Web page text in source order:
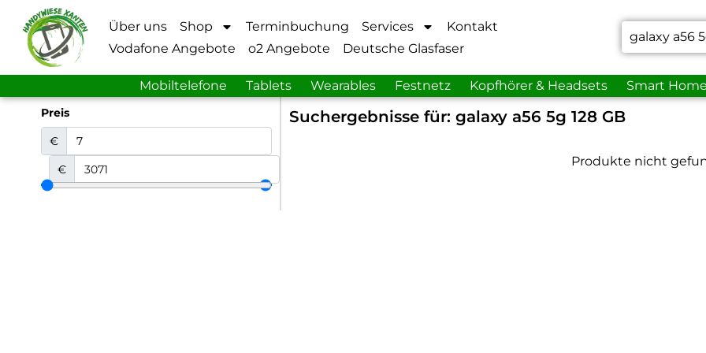
Über uns Shop Terminbuchung Services
Kontakt
Vodafone Angebote
o2 Angebote Deutsche Glasfaser
Mobiltelefone Tablets Wearables Festnetz Kopfhörer & Headsets Smart Home
Preis
€
€
Suchergebnisse für: galaxy a56 5g 128 GB
Produkte nicht